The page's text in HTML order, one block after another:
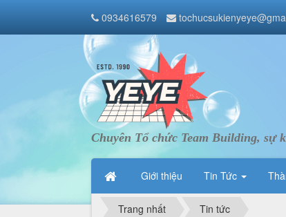
0934616579
Chuyên Tổ chức Team Building, sự
Giới thiệu Tin Tức
Trang nhất Tin tức